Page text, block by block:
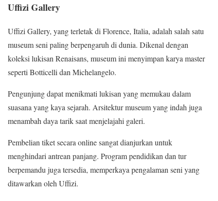
Uffizi Gallery
Uffizi Gallery, yang terletak di Florence, Italia, adalah salah satu
museum seni paling berpengaruh di dunia. Dikenal dengan
koleksi lukisan Renaisans, museum ini menyimpan karya master
seperti Botticelli dan Michelangelo.
Pengunjung dapat menikmati lukisan yang memukau dalam
suasana yang kaya sejarah. Arsitektur museum yang indah juga
menambah daya tarik saat menjelajahi galeri.
Pembelian tiket secara online sangat dianjurkan untuk
menghindari antrean panjang. Program pendidikan dan tur
berpemandu juga tersedia, memperkaya pengalaman seni yang
ditawarkan oleh Uffizi.